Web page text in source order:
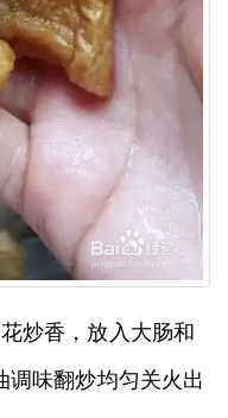
炒香，放入大肠和
调味翻炒均匀关火出